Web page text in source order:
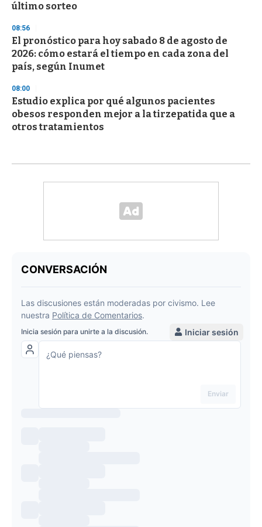
último sorteo
08:56
El pronóstico para hoy sabado 8 de agosto de
2026: cómo estará el tiempo en cada zona del
país, según Inumet
08:00
Estudio explica por qué algunos pacientes
obesos responden mejor a la tirzepatida que a
otros tratamientos